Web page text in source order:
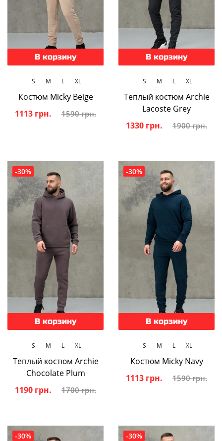
В корзину
S M L XL
Костюм Micky Beige
1113 грн.
1590 грн.
В корзину
S M L XL
Теплый костюм Archie
Lacoste Grey
1330 грн.
1900 грн.
-30%
В корзину
S M L XL
Теплый костюм Archie
Chocolate Plum
1190 грн.
1700 грн.
-30%
В корзину
S M L XL
Костюм Micky Navy
1113 грн.
1590 грн.
-30% -30%